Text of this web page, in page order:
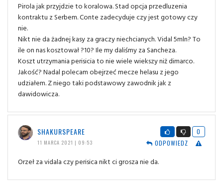
Pirola jak przyjdzie to koralowa. Stad opcja przedluzenia
kontraktu z Serbem. Conte zadecyduje czy jest gotowy czy
nie.
Nikt nie da żadnej kasy za graczy niechcianych. Vidal 5mln? To
ile on nas kosztował ?10? Ile my daliśmy za Sancheza.
Koszt utrzymania perisicia to nie wiele wiekszy niż dimarco.
Jakość? Nadal polecam obejrzeć mecze helasu z jego
udziałem. Z niego taki podstawowy zawodnik jak z
dawidowicza.
SHAKURSPEARE
11 MARCA 2021 | 09:53
0
ODPOWIEDZ
Orzeł za vidala czy perisica nikt ci grosza nie da.